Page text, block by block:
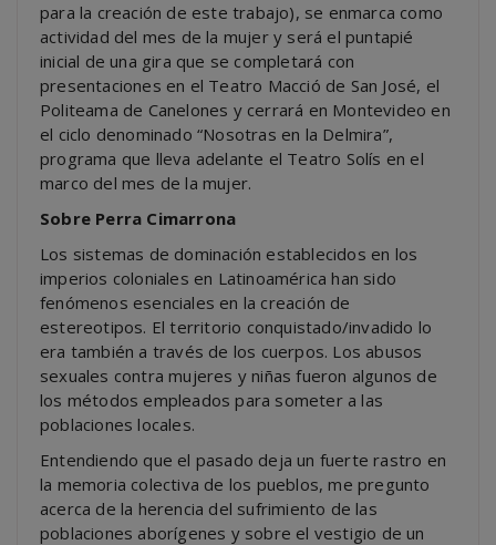
para la creación de este trabajo), se enmarca como
actividad del mes de la mujer y será el puntapié
inicial de una gira que se completará con
presentaciones en el Teatro Macció de San José, el
Politeama de Canelones y cerrará en Montevideo en
el ciclo denominado “Nosotras en la Delmira”,
programa que lleva adelante el Teatro Solís en el
marco del mes de la mujer.
Sobre Perra Cimarrona
Los sistemas de dominación establecidos en los
imperios coloniales en Latinoamérica han sido
fenómenos esenciales en la creación de
estereotipos. El territorio conquistado/invadido lo
era también a través de los cuerpos. Los abusos
sexuales contra mujeres y niñas fueron algunos de
los métodos empleados para someter a las
poblaciones locales.
Entendiendo que el pasado deja un fuerte rastro en
la memoria colectiva de los pueblos, me pregunto
acerca de la herencia del sufrimiento de las
poblaciones aborígenes y sobre el vestigio de un